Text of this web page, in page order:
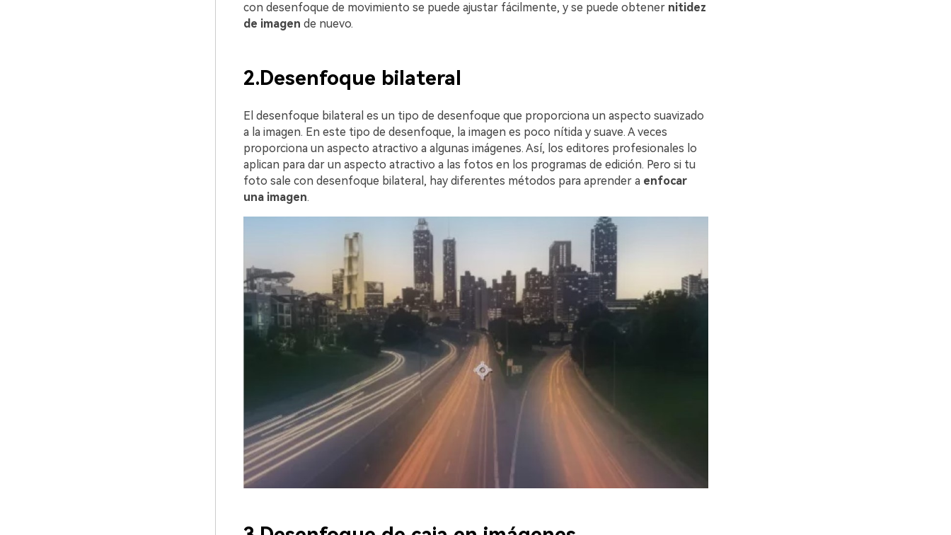
con desenfoque de movimiento se puede ajustar fácilmente, y se puede obtener nitidez
de imagen de nuevo.
2.Desenfoque bilateral
El desenfoque bilateral es un tipo de desenfoque que proporciona un aspecto suavizado
a la imagen. En este tipo de desenfoque, la imagen es poco nítida y suave. A veces
proporciona un aspecto atractivo a algunas imágenes. Así, los editores profesionales lo
aplican para dar un aspecto atractivo a las fotos en los programas de edición. Pero si tu
foto sale con desenfoque bilateral, hay diferentes métodos para aprender a enfocar
una imagen.